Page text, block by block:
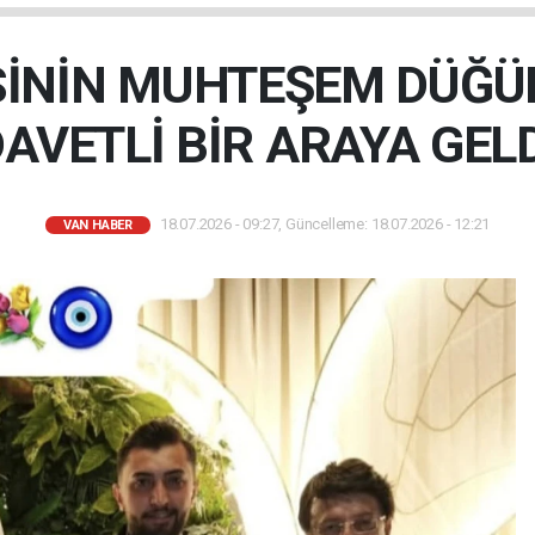
MUHTEŞEM
BİR ARAYA
VAN HABER 18.07.2026 - 09:27, Güncelleme: 18.07.2026 - 12:21